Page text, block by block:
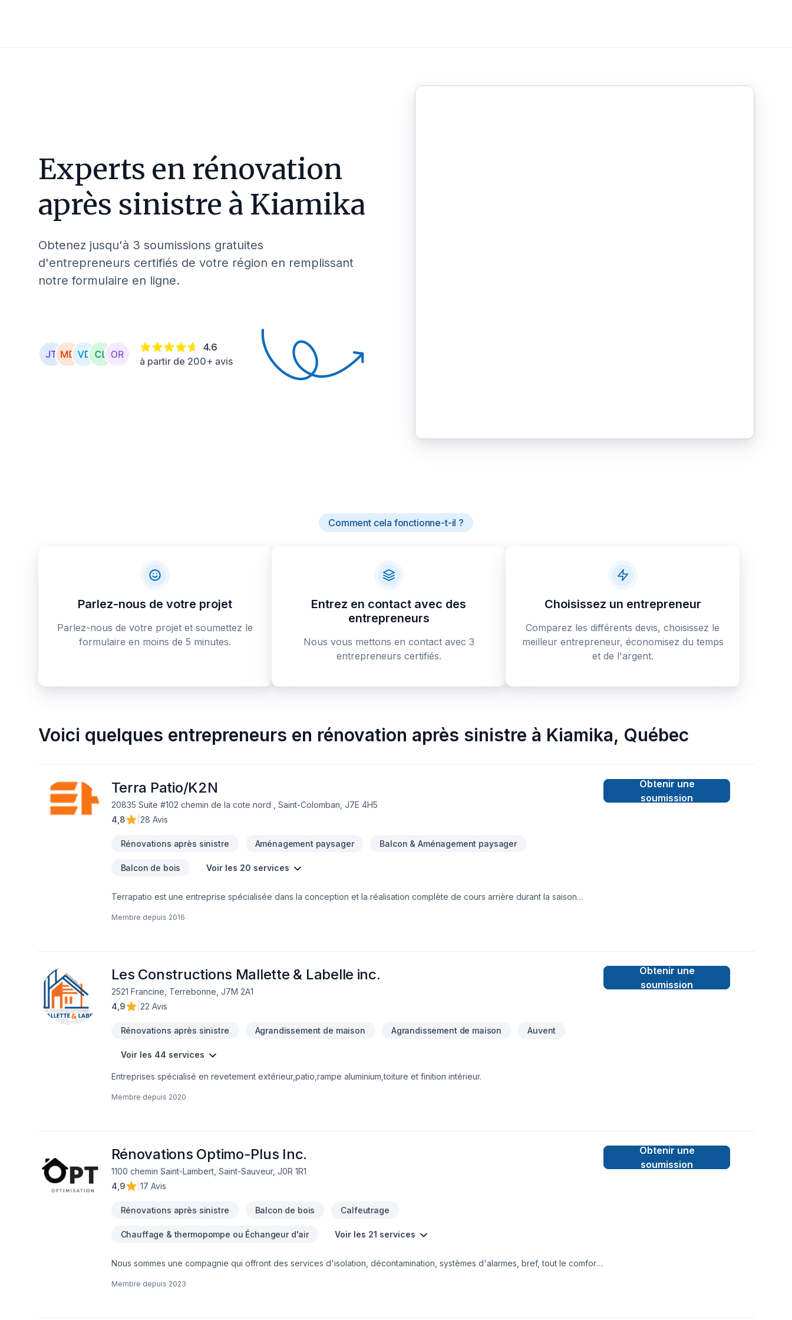
Experts en rénovation
après sinistre à Kiamika
Obtenez jusqu'à 3 soumissions gratuites
d'entrepreneurs certifiés de votre région en remplissant
notre formulaire en ligne.
4.6
à partir de 200+ avis
Comment cela fonctionne-t-il ?
Parlez-nous de votre projet
Parlez-nous de votre projet et soumettez le
formulaire en moins de 5 minutes.
Entrez en contact avec des
entrepreneurs
Nous vous mettons en contact avec 3
entrepreneurs certifiés.
Choisissez un entrepreneur
Comparez les différents devis, choisissez le
meilleur entrepreneur, économisez du temps
et de l'argent.
Voici quelques entrepreneurs en rénovation après sinistre à Kiamika, Québec
Terra Patio/K2N
20835 Suite #102 chemin de la cote nord , Saint-Colomban, J7E 4H5
4,8
28 Avis
Rénovations après sinistre Aménagement paysager Balcon & Aménagement paysager
Balcon de bois Voir les 20 services
Terrapatio est une entreprise spécialisée dans la conception et la réalisation complète de cours arrière durant la saison
extérieurs uniques et harmonieux.En saison hivernale, notre équipe agit comme entrepreneur général, offrant des services de
Membre depuis 2016
Obtenir une
soumission
Les Constructions Mallette & Labelle inc.
2521 Francine, Terrebonne, J7M 2A1
4,9
22 Avis
Rénovations après sinistre Agrandissement de maison Agrandissement de maison Auvent
Voir les 44 services
Entreprises spécialisé en revetement extérieur,patio,rampe aluminium,toiture et finition intérieur.
Membre depuis 2020
Obtenir une
soumission
Rénovations Optimo-Plus Inc.
1100 chemin Saint-Lambert, Saint-Sauveur, J0R 1R1
4,9
17 Avis
Rénovations après sinistre Balcon de bois Calfeutrage
Chauffage & thermopompe ou Échangeur d'air Voir les 21 services
Nous sommes une compagnie qui offront des services d'isolation, décontamination, systèmes d'alarmes, bref, tout le comfort
Membre depuis 2023
Obtenir une
soumission